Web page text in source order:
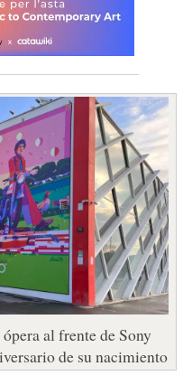
al frente de Sony
de su nacimiento